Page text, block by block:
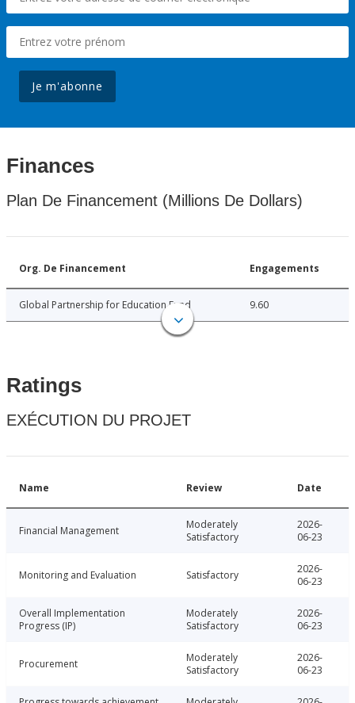
Je m'abonne
Finances
Plan De Financement (Millions De Dollars)
Org. De Financement Engagements
Global Partnership for Education Fund 9.60
Ratings
EXÉCUTION DU PROJET
Name Review Date
Financial Management
Moderately
Satisfactory
2026-
06-23
Monitoring and Evaluation Satisfactory
2026-
06-23
Overall Implementation
Progress (IP)
Moderately
Satisfactory
2026-
06-23
Procurement
Moderately
Satisfactory
2026-
06-23